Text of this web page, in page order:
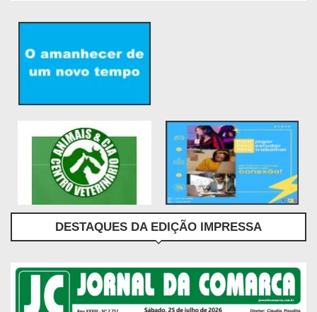
DESTAQUES DA EDIÇÃO IMPRESSA